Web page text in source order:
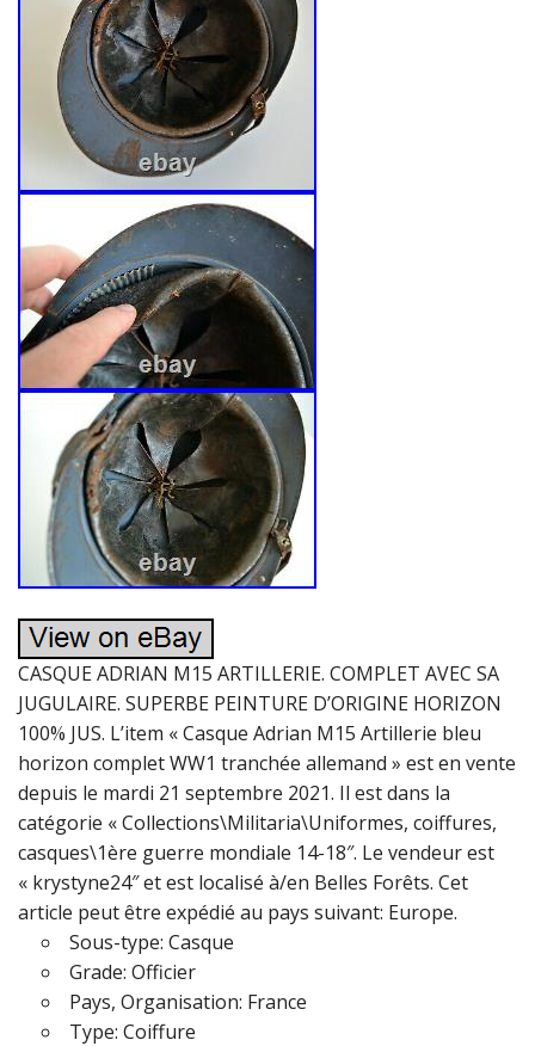
CASQUE ADRIAN M15 ARTILLERIE. COMPLET AVEC SA
JUGULAIRE. SUPERBE PEINTURE D’ORIGINE HORIZON
100% JUS. L’item « Casque Adrian M15 Artillerie bleu
horizon complet WW1 tranchée allemand » est en vente
depuis le mardi 21 septembre 2021. Il est dans la
catégorie « Collections\Militaria\Uniformes, coiffures,
casques\1ère guerre mondiale 14-18″. Le vendeur est
« krystyne24″ et est localisé à/en Belles Forêts. Cet
article peut être expédié au pays suivant: Europe.
Sous-type: Casque
Grade: Officier
Pays, Organisation: France
Type: Coiffure